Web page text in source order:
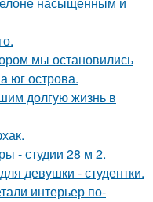
мы остановились
юг острова.
долгую жизнь в
- студии 28 м 2.
девушки - студентки.
интерьер по-